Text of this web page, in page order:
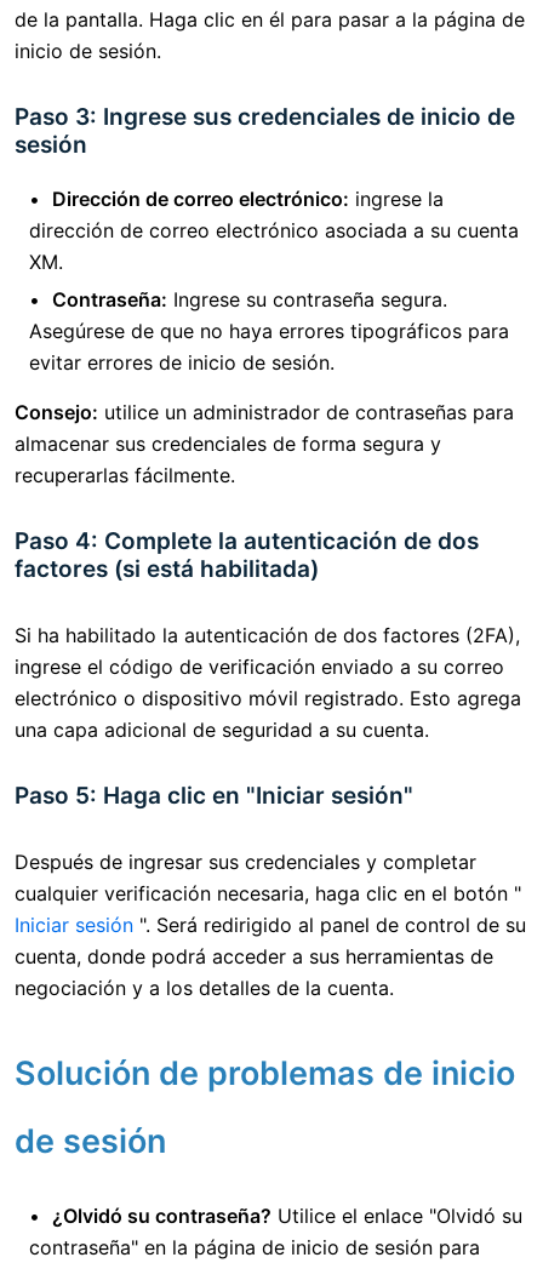
de la pantalla. Haga clic en él para pasar a la página de
inicio de sesión.
Paso 3: Ingrese sus credenciales de inicio de
sesión
Dirección de correo electrónico: ingrese la
dirección de correo electrónico asociada a su cuenta
XM.
Contraseña: Ingrese su contraseña segura.
Asegúrese de que no haya errores tipográficos para
evitar errores de inicio de sesión.
Consejo: utilice un administrador de contraseñas para
almacenar sus credenciales de forma segura y
recuperarlas fácilmente.
Paso 4: Complete la autenticación de dos
factores (si está habilitada)
Si ha habilitado la autenticación de dos factores (2FA),
ingrese el código de verificación enviado a su correo
electrónico o dispositivo móvil registrado. Esto agrega
una capa adicional de seguridad a su cuenta.
Paso 5: Haga clic en "Iniciar sesión"
Después de ingresar sus credenciales y completar
cualquier verificación necesaria, haga clic en el botón "
Iniciar sesión ". Será redirigido al panel de control de su
cuenta, donde podrá acceder a sus herramientas de
negociación y a los detalles de la cuenta.
Solución de problemas de inicio
de sesión
¿Olvidó su contraseña? Utilice el enlace "Olvidó su
contraseña" en la página de inicio de sesión para